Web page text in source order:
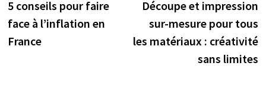
de
l’article
précédente :
5 conseils pour faire
face à l’inflation en
France
Découpe et impression
sur-mesure pour tous
les matériaux : créativité
sans limites